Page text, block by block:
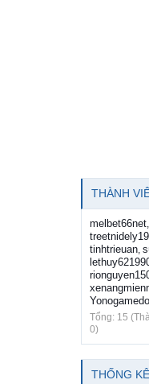
THÀNH
melbet66net,
tinhtrieuan,
Tổng: 15
0)
THỐNG